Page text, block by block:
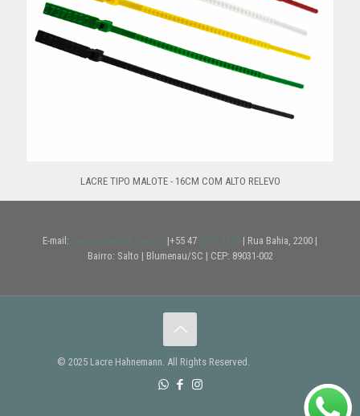
LACRE TIPO MALOTE - 16CM COM ALTO RELEVO
E-mail: |+55 47
| Rua Bahia, 2200 |
Bairro: Salto | Blumenau/SC | CEP: 89031-002
© 2025 Lacre Hahnemann. All Rights Reserved.